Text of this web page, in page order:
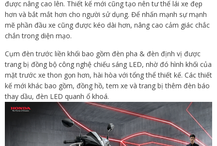
được nâng cao lên. Thiết kế mới cũng tạo nên tư thế lái xe đẹp
hơn và bắt mắt hơn cho người sử dụng. Để nhấn mạnh sự mạnh
mẽ phần đầu xe cũng được kéo dài hơn, nâng cao cảm giác chắc
chắn trong diện mạo.
Cụm đèn trước liền khối bao gồm đèn pha & đèn định vị được
trang bị đồng bộ công nghệ chiếu sáng LED, nhờ đó hình khối của
mặt trước xe thon gọn hơn, hài hòa với tổng thể thiết kế. Các thiết
kế mới khác bao gồm, đồng hồ, tem xe và trang bị thêm đèn báo
thay dầu, đèn LED quanh ổ khoá.